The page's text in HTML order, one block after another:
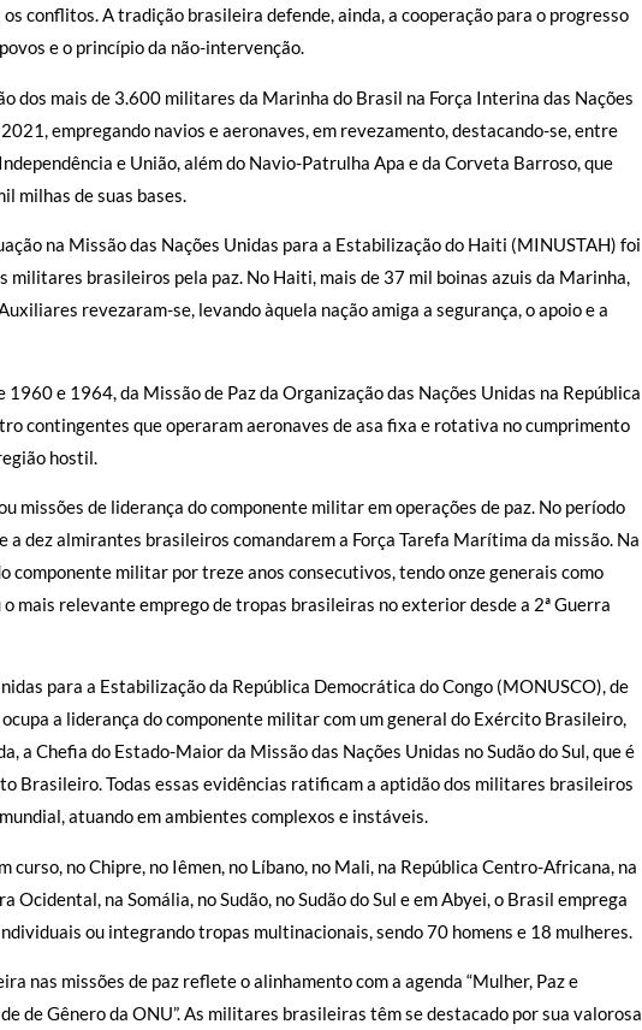
os conflitos. A tradição brasileira defende, ainda, a cooperação para o progresso
e o princípio da não-intervenção.
dos mais de 3.600 militares da Marinha do Brasil na Força Interina das Nações
empregando navios e aeronaves, em revezamento, destacando-se, entre
e União, além do Navio-Patrulha Apa e da Corveta Barroso, que
milhas de suas bases.
na Missão das Nações Unidas para a Estabilização do Haiti (MINUSTAH) foi
militares brasileiros pela paz. No Haiti, mais de 37 mil boinas azuis da Marinha,
revezaram-se, levando àquela nação amiga a segurança, o apoio e a
e 1964, da Missão de Paz da Organização das Nações Unidas na República
contingentes que operaram aeronaves de asa fixa e rotativa no cumprimento
hostil.
missões de liderança do componente militar em operações de paz. No período
a dez almirantes brasileiros comandarem a Força Tarefa Marítima da missão. Na
componente militar por treze anos consecutivos, tendo onze generais como
o mais relevante emprego de tropas brasileiras no exterior desde a 2ª Guerra
para a Estabilização da República Democrática do Congo (MONUSCO), de
a liderança do componente militar com um general do Exército Brasileiro,
a Chefia do Estado-Maior da Missão das Nações Unidas no Sudão do Sul, que é
Brasileiro. Todas essas evidências ratificam a aptidão dos militares brasileiros
atuando em ambientes complexos e instáveis.
curso, no Chipre, no Iêmen, no Líbano, no Mali, na República Centro-Africana, na
Ocidental, na Somália, no Sudão, no Sudão do Sul e em Abyei, o Brasil emprega
ou integrando tropas multinacionais, sendo 70 homens e 18 mulheres.
nas missões de paz reflete o alinhamento com a agenda “Mulher, Paz e
de Gênero da ONU”. As militares brasileiras têm se destacado por sua valorosa